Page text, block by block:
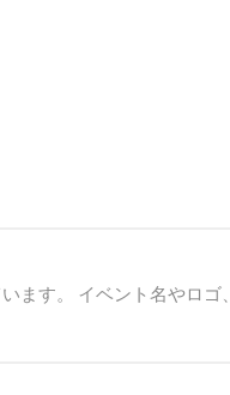
ます。 イベント名やロゴ、